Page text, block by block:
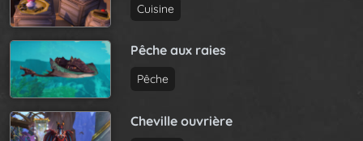
Cuisine
Pêche aux raies
Pêche
Cheville ouvrière